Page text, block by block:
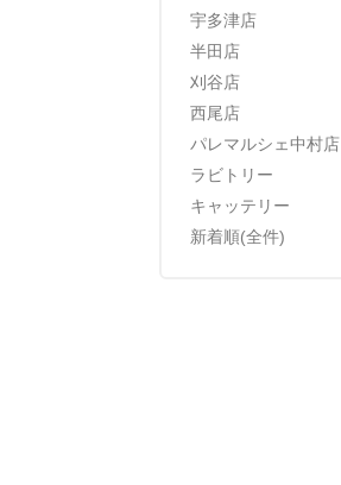
宇多津店
半田店
刈谷店
西尾店
パレマルシェ中村店
ラビトリー
キャッテリー
新着順(全件)